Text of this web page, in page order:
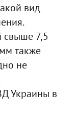
вид
свыше 7,5
также
не
Украины в